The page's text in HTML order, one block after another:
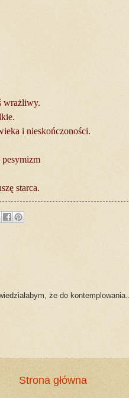
wrażliwy.
i nieskończoności.
pesymizm
starca.
że do kontemplowania...
Strona główna